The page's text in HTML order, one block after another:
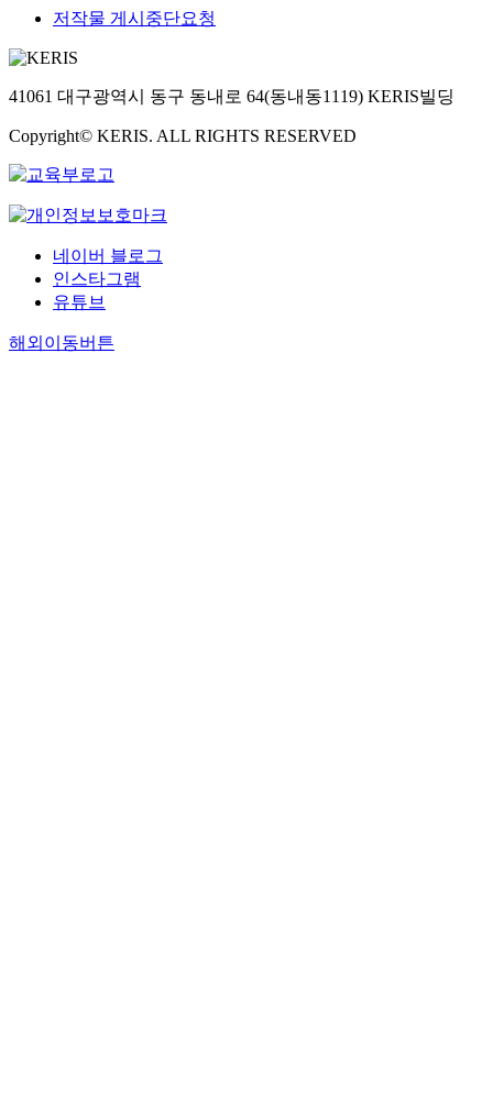
저작물 게시중단요청
41061 대구광역시 동구 동내로 64(동내동1119) KERIS빌딩
Copyright© KERIS. ALL RIGHTS RESERVED
네이버 블로그
인스타그램
유튜브
해외이동버튼